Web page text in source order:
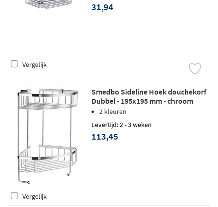
31,94
Vergelijk
Smedbo Sideline Hoek douchekorf
Dubbel - 195x195 mm - chroom
2 kleuren
Levertijd: 2 - 3 weken
113,45
Vergelijk